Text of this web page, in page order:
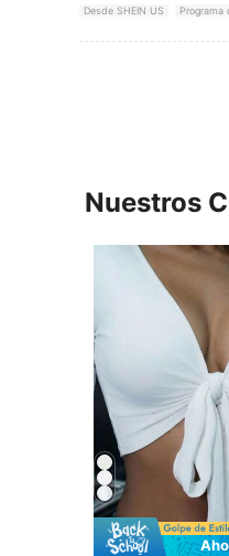
Desde SHEIN US Programa
Nuestros